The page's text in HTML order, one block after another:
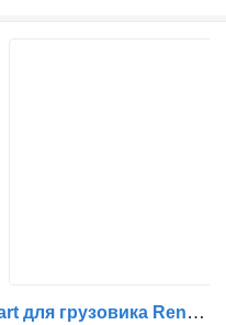
Пневмоклапан Renault car part для грузовика Renault Midlum